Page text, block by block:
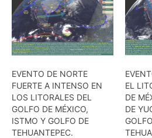
EVENTO DE NORTE
FUERTE A INTENSO EN
LOS LITORALES DEL
GOLFO DE MÉXICO,
ISTMO Y GOLFO DE
TEHUANTEPEC.
EL
DE
DE